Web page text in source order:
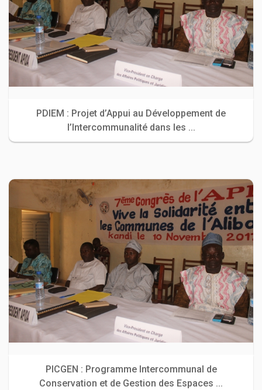
PDIEM : Projet d’Appui au Développement de
l’Intercommunalité dans les ...
PICGEN : Programme Intercommunal de
Conservation et de Gestion des Espaces ...